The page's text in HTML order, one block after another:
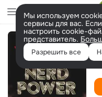
Мы используем
сервисы для вас.
настроить cookie-
представитель.
Разрешить все